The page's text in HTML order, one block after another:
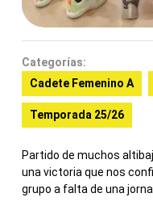
Categorías:
Cadete Femenino A
Temporada 25/26
Partido de muchos
una victoria que nos
grupo a falta de una